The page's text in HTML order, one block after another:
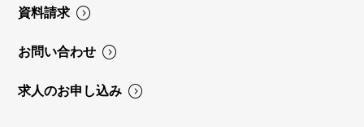
資料請求
お問い合わせ
求人のお申し込み